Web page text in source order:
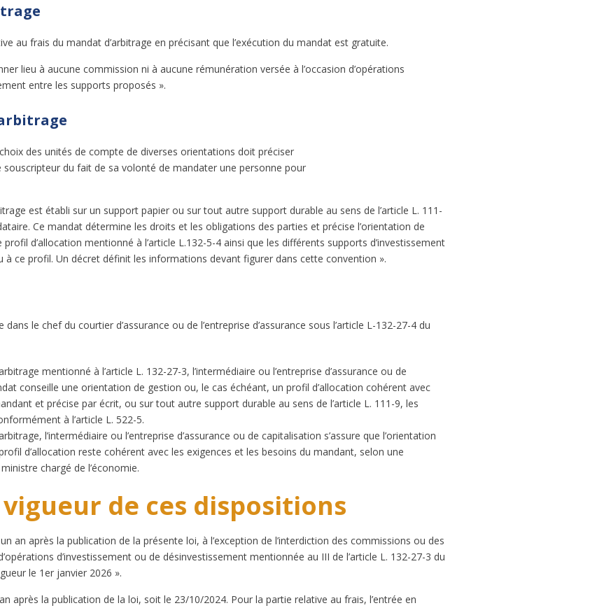
au frais du mandat d’arbitrage en précisant que l’exécution du mandat est gratuite.
lieu à aucune commission ni à aucune rémunération versée à l’occasion d’opérations
entre les supports proposés ».
des unités de compte de diverses orientations doit préciser
souscripteur du fait de sa volonté de mandater une personne pour
est établi sur un support papier ou sur tout autre support durable au sens de l’article L. 111-
Ce mandat détermine les droits et les obligations des parties et précise l’orientation de
d’allocation mentionné à l’article L.132-5-4 ainsi que les différents supports d’investissement
ce profil. Un décret définit les informations devant figurer dans cette convention ».
le chef du courtier d’assurance ou de l’entreprise d’assurance sous l’article L-132-27-4 du
mentionné à l’article L. 132-27-3, l’intermédiaire ou l’entreprise d’assurance ou de
conseille une orientation de gestion ou, le cas échéant, un profil d’allocation cohérent avec
et précise par écrit, ou sur tout autre support durable au sens de l’article L. 111-9, les
à l’article L. 522-5.
l’intermédiaire ou l’entreprise d’assurance ou de capitalisation s’assure que l’orientation
d’allocation reste cohérent avec les exigences et les besoins du mandant, selon une
chargé de l’économie.
de ces dispositions
an après la publication de la présente loi, à l’exception de l’interdiction des commissions ou des
d’investissement ou de désinvestissement mentionnée au III de l’article L. 132-27-3 du
le 1er janvier 2026 ».
après la publication de la loi, soit le 23/10/2024. Pour la partie relative au frais, l’entrée en